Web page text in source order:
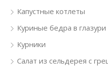
Капустные котлеты
Куриные бедра в
Курники
Салат из сельдерея с